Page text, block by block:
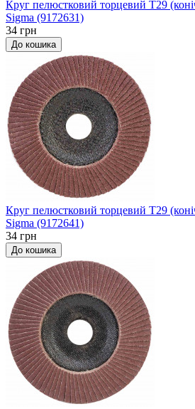
Круг пелюстковий торцевий Т29
Sigma (9172631)
34 грн
До кошика
Круг пелюстковий торцевий Т29
Sigma (9172641)
34 грн
До кошика